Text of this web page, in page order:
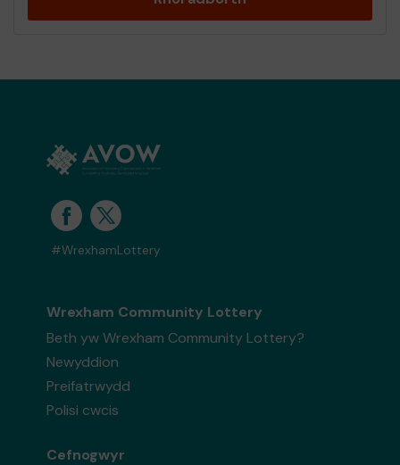
#WrexhamLottery
Wrexham Community Lottery
Beth yw Wrexham Community Lottery?
Newyddion
Preifatrwydd
Polisi cwcis
Cefnogwyr